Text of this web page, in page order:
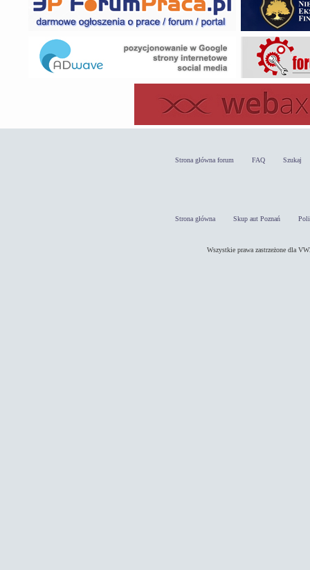
Strona główna forum FAQ Szukaj
Strona główna Skup aut Poznań
Wszystkie prawa zastrzeżone dla